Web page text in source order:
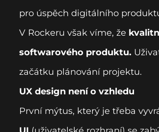
pro úspěch digitálního
V Rockeru však víme, že
softwarového produktu.
začátku plánování projektu.
UX design není o vzhledu
První mýtus, který je třeba